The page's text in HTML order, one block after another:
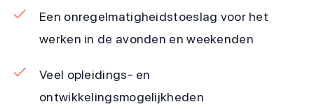
Een onregelmatigheidstoeslag voor het
werken in de avonden en weekenden
Veel opleidings- en
ontwikkelingsmogelijkheden